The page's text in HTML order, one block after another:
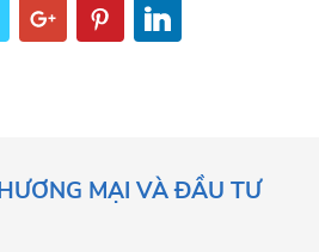
MẠI VÀ ĐẦU TƯ